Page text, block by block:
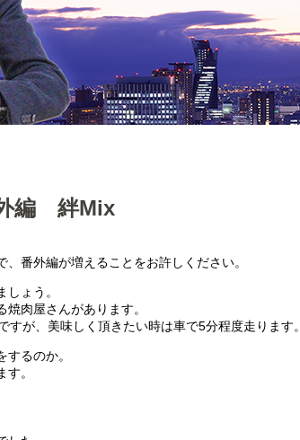
編 絆Mix
番外編が増えることをお許しください。
ょう。
肉屋さんがあります。
が、美味しく頂きたい時は車で5分程度走ります。
るのか。
。